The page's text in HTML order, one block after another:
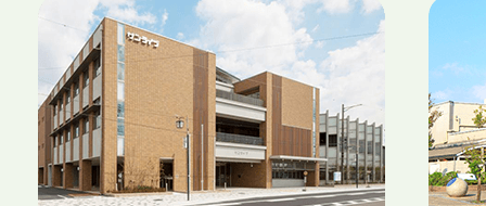
枚
目
の
4
枚
目
の